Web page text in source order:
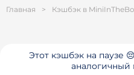
Главная > Кэшбэк в
Этот кэшбэк на паузе
аналогичный